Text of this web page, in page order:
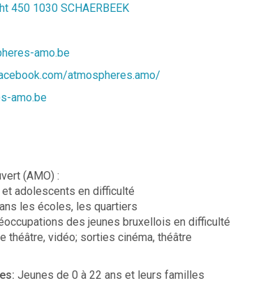
450 1030 SCHAERBEEK
amo.be
atmospheres.amo/
amo.be
(AMO) :
adolescents en difficulté
les écoles, les quartiers
des jeunes bruxellois en difficulté
théâtre, vidéo; sorties cinéma, théâtre
Jeunes de 0 à 22 ans et leurs familles